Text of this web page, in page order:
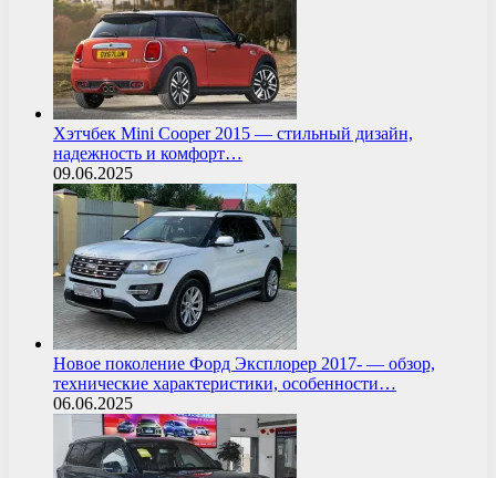
Хэтчбек Mini Cooper 2015 — стильный дизайн,
надежность и комфорт…
09.06.2025
Новое поколение Форд Эксплорер 2017- — обзор,
технические характеристики, особенности…
06.06.2025